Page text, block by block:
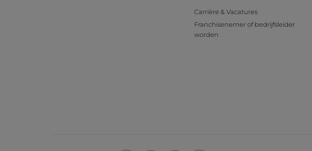
Carrière & Vacatures
Franchisenemer of bedrijfsleider
worden